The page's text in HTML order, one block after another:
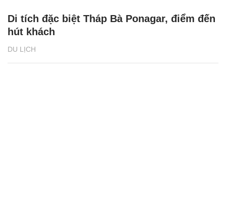
DU LỊCH
Di tích đặc biệt Tháp Bà Ponagar, điểm đến
hút khách